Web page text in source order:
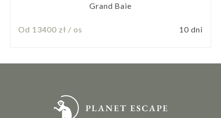
Grand Baie
Od 13400 zł / os 10 dni